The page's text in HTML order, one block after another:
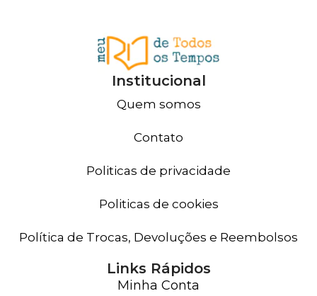
Institucional
Quem somos
Contato
Politicas de privacidade
Politicas de cookies
Política de Trocas, Devoluções e Reembolsos
Links Rápidos
Minha Conta